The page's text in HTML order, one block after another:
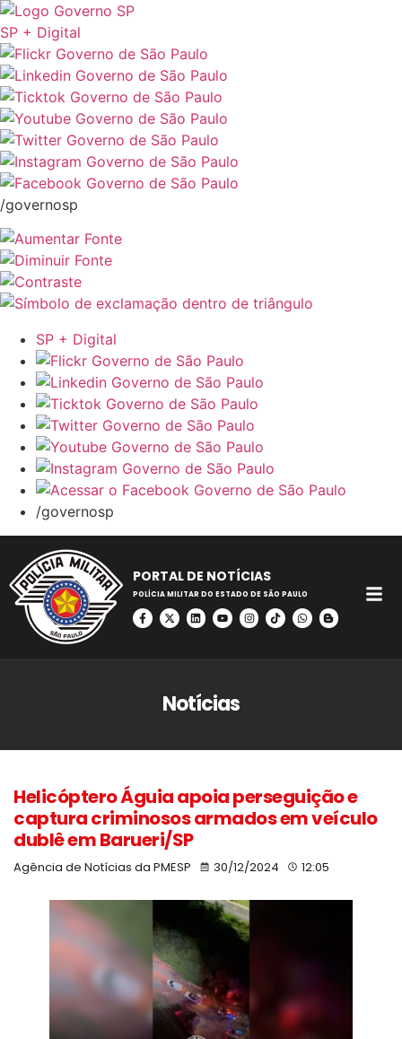
SP + Digital
/governosp
SP + Digital
/governosp
PORTAL DE NOTÍCIAS
POLÍCIA MILITAR DO ESTADO DE SÃO PAULO
Notícias
Helicóptero Águia apoia perseguição e
captura criminosos armados em veículo
dublê em Barueri/SP
Agência de Notícias da PMESP 30/12/2024 12:05